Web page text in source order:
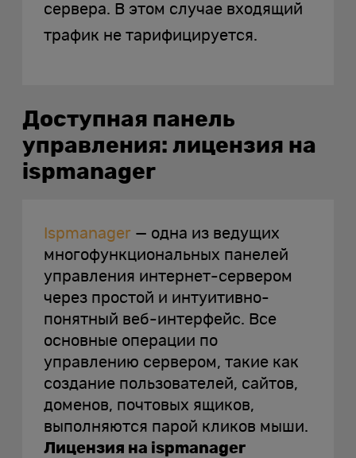
сервера. В этом случае входящий
трафик не тарифицируется.
Доступная панель
управления: лицензия на
ispmanager
Ispmanager — одна из ведущих
многофункциональных панелей
управления интернет-сервером
через простой и интуитивно-
понятный веб-интерфейс. Все
основные операции по
управлению сервером, такие как
создание пользователей, сайтов,
доменов, почтовых ящиков,
выполняются парой кликов мыши.
Лицензия на ispmanager